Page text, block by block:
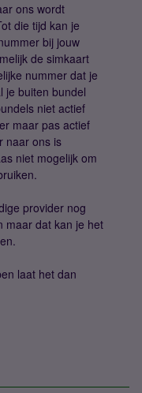
ons wordt
die tijd kan je
bij jouw
de simkaart
nummer dat je
je buiten bundel
niet actief
maar pas actief
naar ons is
niet mogelijk om
provider nog
maar dat kan je het
laat het dan